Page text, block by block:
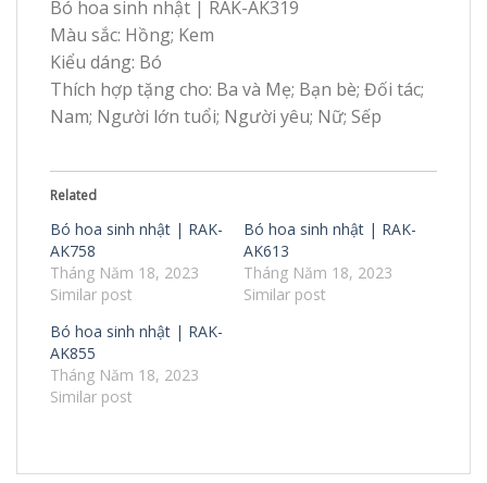
Bó hoa sinh nhật | RAK-AK319
Màu sắc: Hồng; Kem
Kiểu dáng: Bó
Thích hợp tặng cho: Ba và Mẹ; Bạn bè; Đối tác;
Nam; Người lớn tuổi; Người yêu; Nữ; Sếp
Related
Bó hoa sinh nhật | RAK-
AK758
Tháng Năm 18, 2023
Similar post
Bó hoa sinh nhật | RAK-
AK613
Tháng Năm 18, 2023
Similar post
Bó hoa sinh nhật | RAK-
AK855
Tháng Năm 18, 2023
Similar post